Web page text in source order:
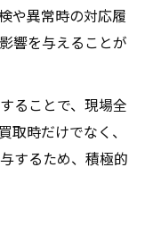
や異常時の対応履
響を与えることが
ることで、現場全
取時だけでなく、
するため、積極的